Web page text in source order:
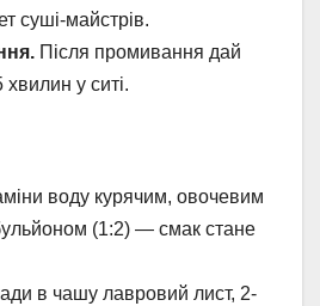
суші-майстрів.
Після промивання дай
хвилин у ситі.
воду курячим, овочевим
(1:2) — смак стане
в чашу лавровий лист, 2-